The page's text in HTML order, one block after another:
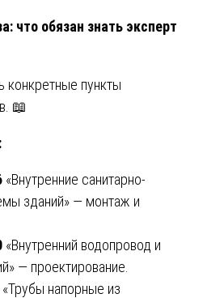
что обязан знать эксперт
конкретные пункты
📖
«Внутренние санитарно-
зданий» — монтаж и
«Внутренний водопровод и
— проектирование.
«Трубы напорные из